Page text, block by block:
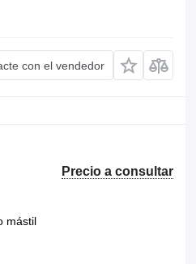
con el vendedor
Precio a consultar
mástil